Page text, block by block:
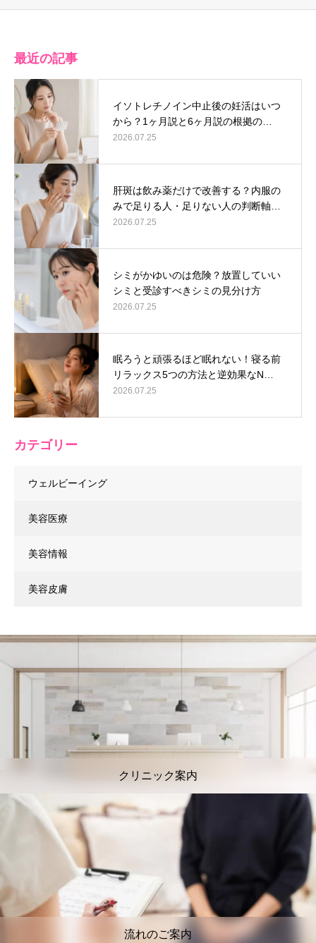
最近の記事
イソトレチノイン中止後の妊活はいつ
から？1ヶ月説と6ヶ月説の根拠の…
2026.07.25
肝斑は飲み薬だけで改善する？内服の
みで足りる人・足りない人の判断軸…
2026.07.25
シミがかゆいのは危険？放置していい
シミと受診すべきシミの見分け方
2026.07.25
眠ろうと頑張るほど眠れない！寝る前
リラックス5つの方法と逆効果なN…
2026.07.25
カテゴリー
ウェルビーイング
美容医療
美容情報
美容皮膚
クリニック案内
流れのご案内